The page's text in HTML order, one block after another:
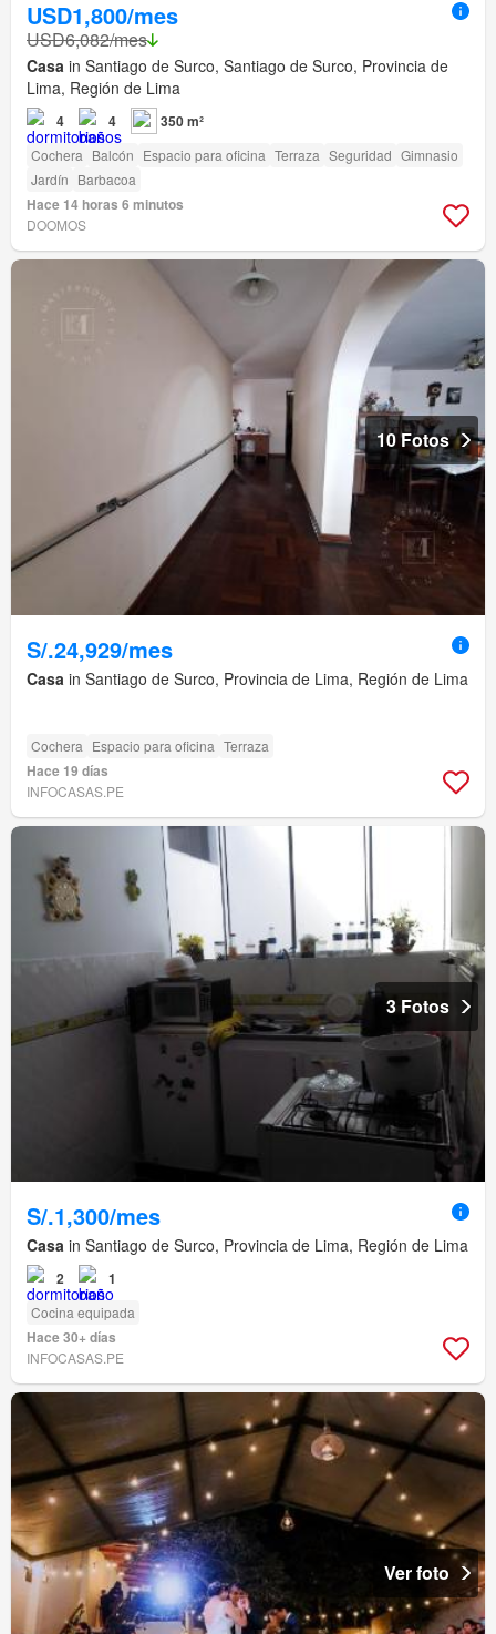
USD1,800/mes
USD6,082/mes
Casa in Santiago de Surco, Santiago de Surco, Provincia de
Lima, Región de Lima
4 4 350 m²
Cochera Balcón Espacio para oficina Terraza Seguridad Gimnasio
Jardín Barbacoa
Hace 14 horas 6 minutos
DOOMOS
10 Fotos
S/.24,929/mes
Casa in Santiago de Surco, Provincia de Lima, Región de Lima
Cochera Espacio para oficina Terraza
Hace 19 días
INFOCASAS.PE
3 Fotos
S/.1,300/mes
Casa in Santiago de Surco, Provincia de Lima, Región de Lima
2 1
Cocina equipada
Hace 30+ días
INFOCASAS.PE
Ver foto